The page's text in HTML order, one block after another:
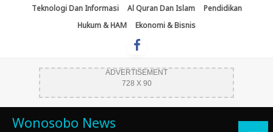
Teknologi Dan Informasi Al Quran Dan Islam
Pendidikan
Hukum & HAM
Ekonomi & Bisnis
ADVERTISEMENT
728 X 90
Wonosobo News